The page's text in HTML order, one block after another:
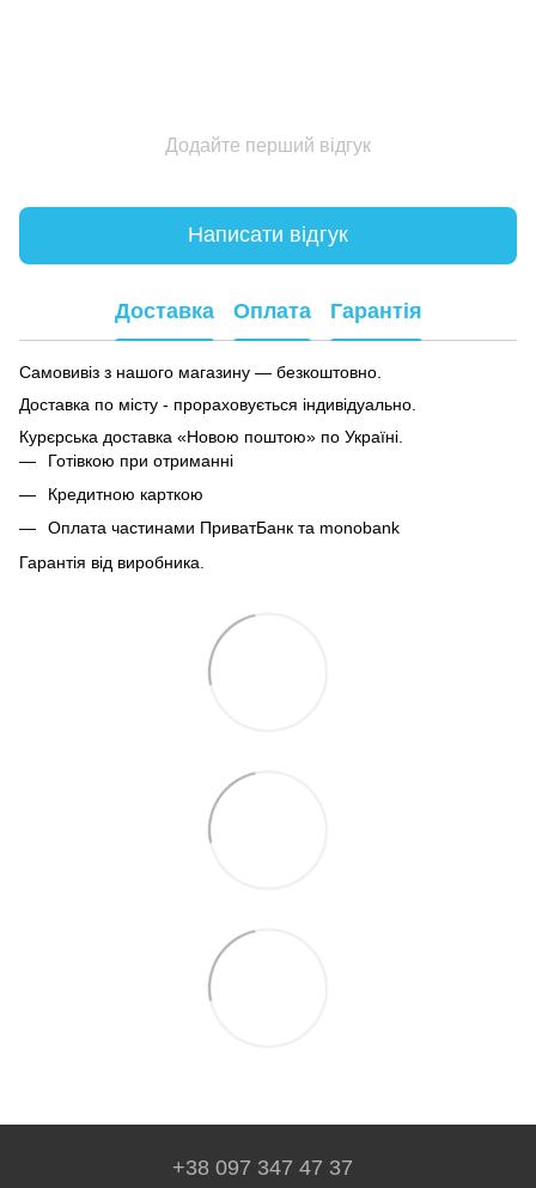
Додайте перший відгук
Написати відгук
Доставка Оплата Гарантія
Самовивіз з нашого магазину — безкоштовно.
Доставка по місту - прораховується індивідуально.
Курєрська доставка «Новою поштою» по Україні.
Готівкою при отриманні
Кредитною карткою
Оплата частинами ПриватБанк та monobank
Гарантія від виробника.
+38 097 347 47 37